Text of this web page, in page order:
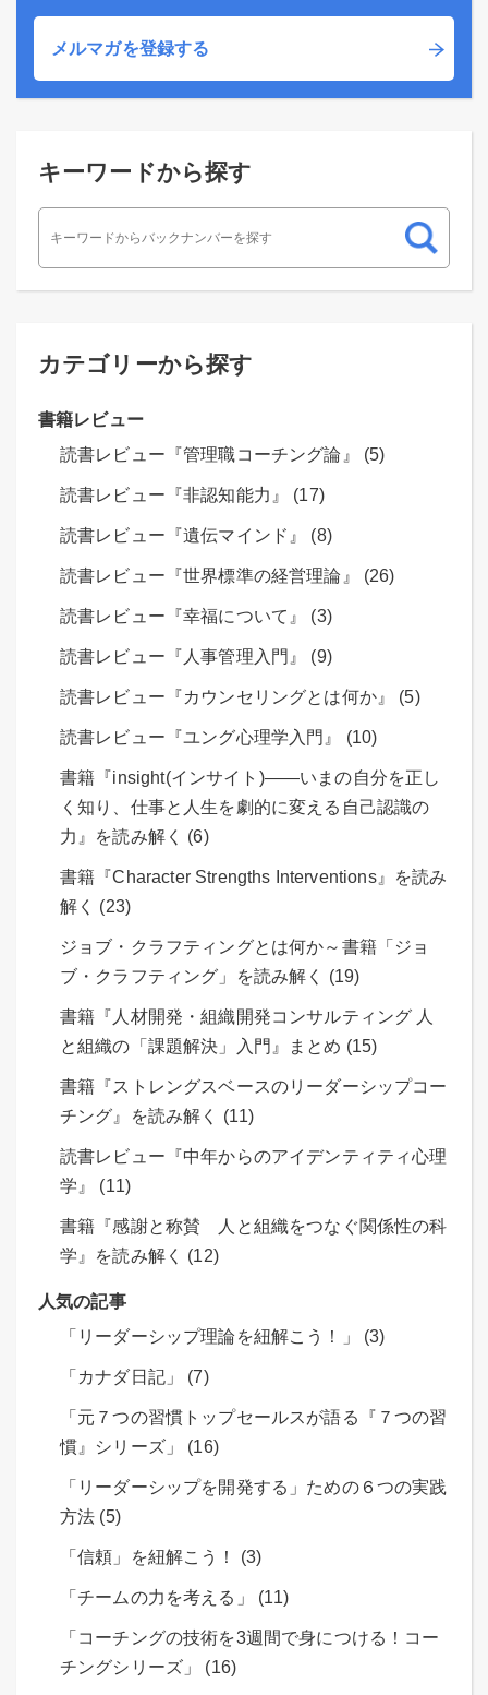
メルマガを登録する
キーワードから探す
カテゴリーから探す
書籍レビュー
読書レビュー『管理職コーチング論』 (5)
読書レビュー『非認知能力』 (17)
読書レビュー『遺伝マインド』 (8)
読書レビュー『世界標準の経営理論』 (26)
読書レビュー『幸福について』 (3)
読書レビュー『人事管理入門』 (9)
読書レビュー『カウンセリングとは何か』 (5)
読書レビュー『ユング心理学入門』 (10)
書籍『insight(インサイト)――いまの自分を正し
く知り、仕事と人生を劇的に変える自己認識の
力』を読み解く (6)
書籍『Character Strengths Interventions』を読み
解く (23)
ジョブ・クラフティングとは何か～書籍「ジョ
ブ・クラフティング」を読み解く (19)
書籍『人材開発・組織開発コンサルティング 人
と組織の「課題解決」入門』まとめ (15)
書籍『ストレングスベースのリーダーシップコー
チング』を読み解く (11)
読書レビュー『中年からのアイデンティティ心理
学』 (11)
書籍『感謝と称賛 人と組織をつなぐ関係性の科
学』を読み解く (12)
人気の記事
「リーダーシップ理論を紐解こう！」 (3)
「カナダ日記」 (7)
「元７つの習慣トップセールスが語る『７つの習
慣』シリーズ」 (16)
「リーダーシップを開発する」ための６つの実践
方法 (5)
「信頼」を紐解こう！ (3)
「チームの力を考える」 (11)
「コーチングの技術を3週間で身につける！コー
チングシリーズ」 (16)